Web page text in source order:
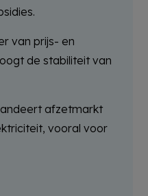
van prijs- en
de stabiliteit van
afzetmarkt
vooral voor